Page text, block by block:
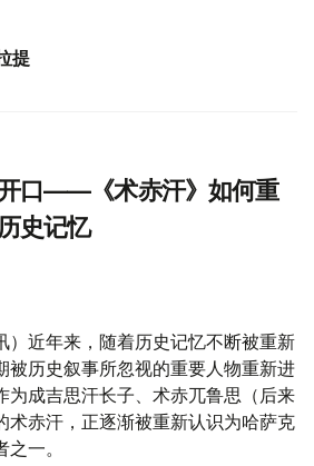
提
口——《术赤汗》如何重
史记忆
）近年来，随着历史记忆不断被重新
被历史叙事所忽视的重要人物重新进
为成吉思汗长子、术赤兀鲁思（后来
术赤汗，正逐渐被重新认识为哈萨克
一。